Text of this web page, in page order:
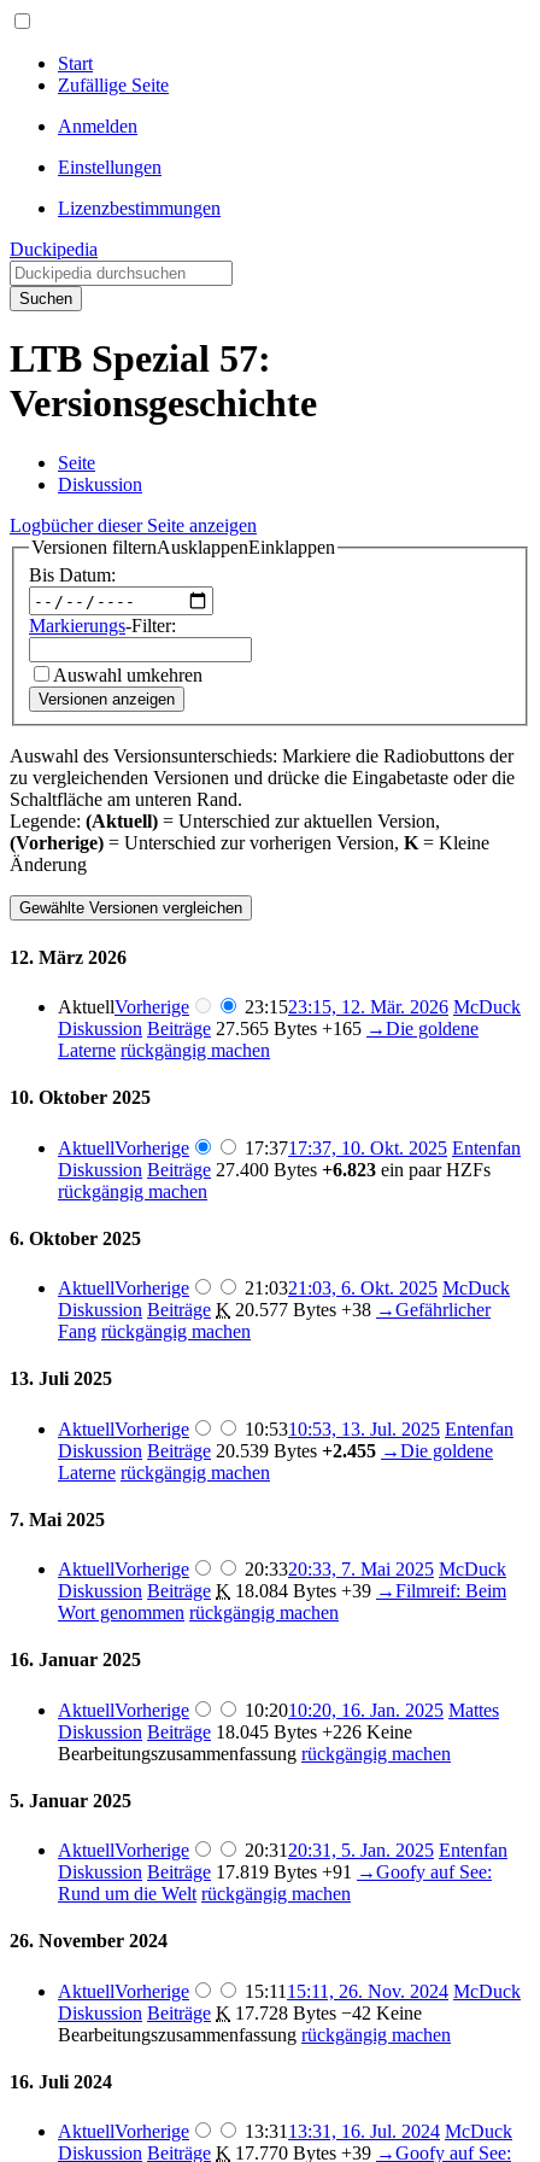
Start
Zufällige Seite
Anmelden
Einstellungen
Lizenzbestimmungen
Duckipedia
Suchen
LTB Spezial 57:
Versionsgeschichte
Seite
Diskussion
Logbücher dieser Seite anzeigen
Versionen filternAusklappenEinklappen
Bis Datum:
Markierungs-Filter:
Auswahl umkehren
Versionen anzeigen
Auswahl des Versionsunterschieds: Markiere die Radiobuttons der
zu vergleichenden Versionen und drücke die Eingabetaste oder die
Schaltfläche am unteren Rand.
Legende: (Aktuell) = Unterschied zur aktuellen Version,
(Vorherige) = Unterschied zur vorherigen Version, K= Kleine
Änderung
12. März 2026
AktuellVorherige 23:1523:15, 12. Mär. 2026 McDuck
Diskussion Beiträge 27.565 Bytes +165 →Die goldene
Laterne rückgängig machen
10. Oktober 2025
AktuellVorherige 17:3717:37, 10. Okt. 2025 Entenfan
Diskussion Beiträge 27.400 Bytes +6.823 ein paar HZFs
rückgängig machen
6. Oktober 2025
AktuellVorherige 21:0321:03, 6. Okt. 2025 McDuck
Diskussion Beiträge K 20.577 Bytes +38 →Gefährlicher
Fang rückgängig machen
13. Juli 2025
AktuellVorherige 10:5310:53, 13. Jul. 2025 Entenfan
Diskussion Beiträge 20.539 Bytes +2.455 →Die goldene
Laterne rückgängig machen
7. Mai 2025
AktuellVorherige 20:3320:33, 7. Mai 2025 McDuck
Diskussion Beiträge K 18.084 Bytes +39 →Filmreif: Beim
Wort genommen rückgängig machen
16. Januar 2025
AktuellVorherige 10:2010:20, 16. Jan. 2025 Mattes
Diskussion Beiträge 18.045 Bytes +226 Keine
Bearbeitungszusammenfassung rückgängig machen
5. Januar 2025
AktuellVorherige 20:31 20:31, 5. Jan. 2025 Entenfan
Diskussion Beiträge 17.819 Bytes +91 →Goofy auf See:
Rund um die Welt rückgängig machen
26. November 2024
AktuellVorherige 15:11 15:11, 26. Nov. 2024 McDuck
Diskussion Beiträge K 17.728 Bytes −42 Keine
Bearbeitungszusammenfassung rückgängig machen
16. Juli 2024
AktuellVorherige 13:31 13:31, 16. Jul. 2024 McDuck
Diskussion Beiträge K 17.770 Bytes +39 →Goofy auf See: